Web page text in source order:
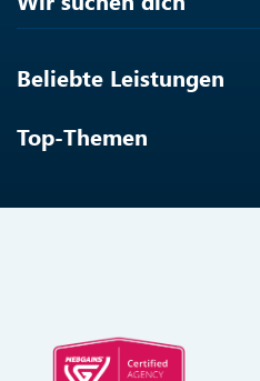
Beliebte Leistungen
Top-Themen